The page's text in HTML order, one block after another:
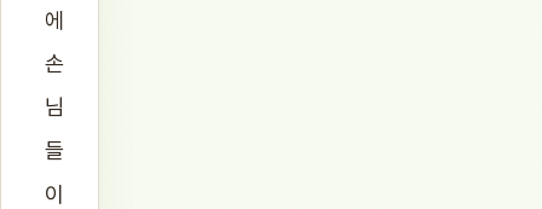
에
손
님
들
이